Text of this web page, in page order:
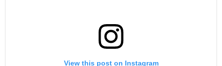
View this post on Instagram